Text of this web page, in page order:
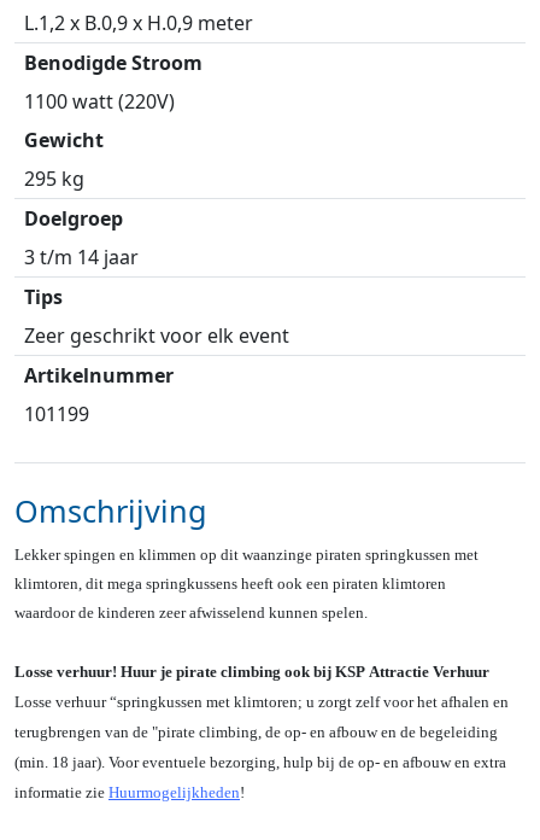
L.1,2 x B.0,9 x H.0,9 meter
Benodigde Stroom
1100 watt (220V)
Gewicht
295 kg
Doelgroep
3 t/m 14 jaar
Tips
Zeer geschrikt voor elk event
Artikelnummer
101199
Omschrijving
Lekker spingen en klimmen op dit waanzinge piraten springkussen met
klimtoren, dit mega springkussens heeft ook een piraten klimtoren
waardoor de kinderen zeer afwisselend kunnen spelen.
Losse verhuur! Huur je pirate climbing ook bij KSP Attractie Verhuur
Losse verhuur “springkussen met klimtoren; u zorgt zelf voor het afhalen en
terugbrengen van de "pirate climbing, de op- en afbouw en de begeleiding
(min. 18 jaar). Voor eventuele bezorging, hulp bij de op- en afbouw en extra
informatie zie Huurmogelijkheden!